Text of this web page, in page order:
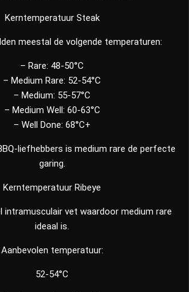
Kerntemperatuur Steak
meestal de volgende temperaturen:
– Rare: 48-50°C
– Medium Rare: 52-54°C
– Medium: 55-57°C
– Medium Well: 60-63°C
– Well Done: 68°C+
liefhebbers is medium rare de perfecte
garing.
Kerntemperatuur Ribeye
intramusculair vet waardoor medium rare
ideaal is.
Aanbevolen temperatuur:
52-54°C